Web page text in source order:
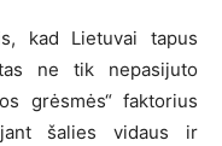
kad Lietuvai tapus
ne tik nepasijuto
grėsmės“ faktorius
šalies vidaus ir